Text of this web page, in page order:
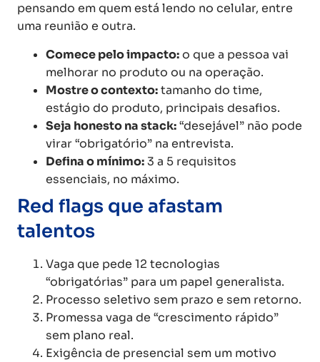
pensando em quem está lendo no celular, entre
uma reunião e outra.
Comece pelo impacto:o que a pessoa vai
melhorar no produto ou na operação.
Mostre o contexto:tamanho do time,
estágio do produto, principais desafios.
Seja honesto na stack:“desejável” não pode
virar “obrigatório” na entrevista.
Defina o mínimo:3 a 5 requisitos
essenciais, no máximo.
Red flags que afastam
talentos
Vaga que pede 12 tecnologias
“obrigatórias” para um papel generalista.
Processo seletivo sem prazo e sem retorno.
Promessa vaga de “crescimento rápido”
sem plano real.
Exigência de presencial sem um motivo